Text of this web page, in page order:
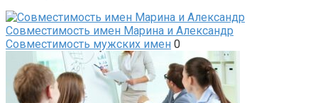
Совместимость имен Марина и Александр
Совместимость мужских имен 0